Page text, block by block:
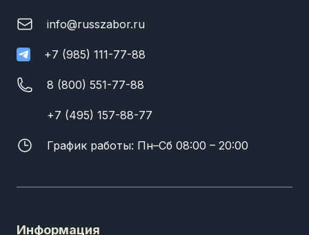
info@russzabor.ru
+7 (985) 111-77-88
8 (800) 551-77-88
+7 (495) 157-88-77
График работы: Пн–Сб 08:00 – 20:00
Информация